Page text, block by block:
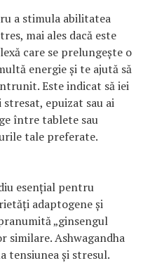
a stimula abilitatea
mai ales dacă este
care se prelungește o
energie și te ajută să
Este indicat să iei
epuizat sau ai
între tablete sau
tale preferate.
esențial pentru
adaptogene și
„ginsengul
Ashwagandha
tensiunea și stresul.